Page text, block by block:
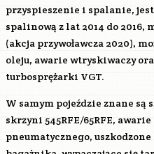
przyspieszenie i spalanie,
spalinową z lat 2014 do 2016,
(akcja przywoławcza 2020),
oleju, awarie wtryskiwaczy
turbosprężarki VGT.
W samym pojeździe znane
skrzyni 545RFE/65RFE,
pneumatycznego,